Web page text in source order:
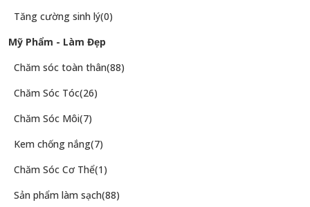
Tăng cường sinh lý(0)
Mỹ Phẩm - Làm Đẹp
Chăm sóc toàn thân(88)
Chăm Sóc Tóc(26)
Chăm Sóc Môi(7)
Kem chống nắng(7)
Chăm Sóc Cơ Thể(1)
Sản phẩm làm sạch(88)